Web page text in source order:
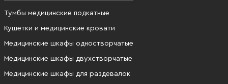
Тумбы медицинские подкатные
Кушетки и медицинские кровати
Медицинские шкафы одностворчатые
Медицинские шкафы двухстворчатые
Медицинские шкафы для раздевалок